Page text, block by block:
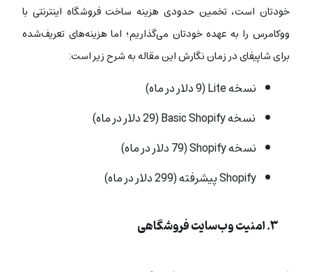
خودتان است، تخمین حدودی هزینه‌ ساخت فروشگاه اینترنتی با
ووکامرس را به عهده خودتان می‌گذاریم؛ اما هزینه‌های تعریف‌شده
برای شاپیفای در زمان نگارش این مقاله به شرح زیر است:
نسخه Lite (9 دلار در ماه)
نسخه Basic Shopify (29 دلار در ماه)
نسخه Shopify (79 دلار در ماه)
Shopify پیشرفته (299 دلار در ماه)
۳. امنیت وب‌سایت فروشگاهی